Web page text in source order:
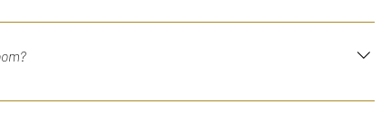
te zijn. Yes, to book the apartment hotel and stay you
to place an extra bed in the room.